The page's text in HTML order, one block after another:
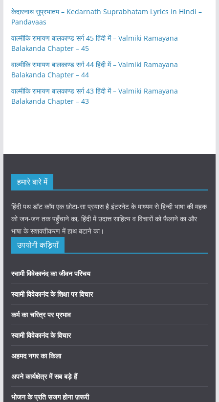
केदारनाथ सुप्रभातम – Kedarnath Suprabhatam Lyrics In Hindi –
Pandavaas
वाल्मीकि रामायण बालकाण्ड सर्ग 45 हिंदी में – Valmiki Ramayana
Balakanda Chapter – 45
वाल्मीकि रामायण बालकाण्ड सर्ग 44 हिंदी में – Valmiki Ramayana
Balakanda Chapter – 44
वाल्मीकि रामायण बालकाण्ड सर्ग 43 हिंदी में – Valmiki Ramayana
Balakanda Chapter – 43
हमारे बारे में
हिंदी पथ डॉट कॉम एक छोटा-सा प्रयास है इंटरनेट के माध्यम से हिन्दी भाषा की महक
को जन-जन तक पहुँचाने का, हिंदी में उदात्त साहित्य व विचारों को फैलाने का और
भाषा के सशक्तीकरण में हाथ बटाने का।
उपयोगी कड़ियाँ
स्वामी विवेकानंद का जीवन परिचय
स्वामी विवेकानंद के शिक्षा पर विचार
कर्म का चरित्र पर प्रभाव
स्वामी विवेकानंद के विचार
अहमद नगर का किला
अपने कार्यक्षेत्र में सब बड़े हैं
भोजन के प्रति सजग होना ज़रूरी